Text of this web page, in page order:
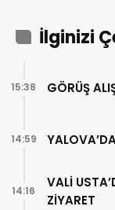
İlginizi
GÖRÜŞ
15:38
14:59
VALİ
ZİYARET
14:16